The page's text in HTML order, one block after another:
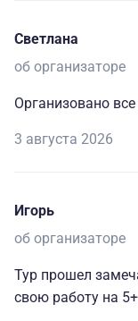
Светлана
об организаторе
Организовано
3 августа 2026
Игорь
об организаторе
Тур прошел
свою работу на